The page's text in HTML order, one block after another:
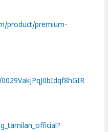
product/premium-